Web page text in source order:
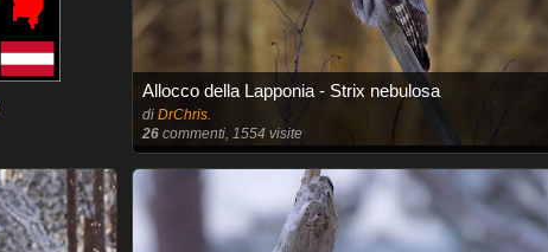
Allocco della Lapponia - Strix nebulosa
di DrChris.
26commenti, 1554 visite